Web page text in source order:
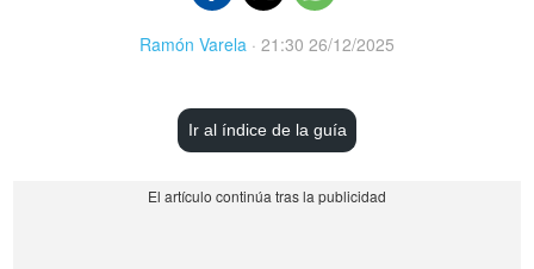
Ramón Varela · 21:30 26/12/2025
Ir al índice de la guía